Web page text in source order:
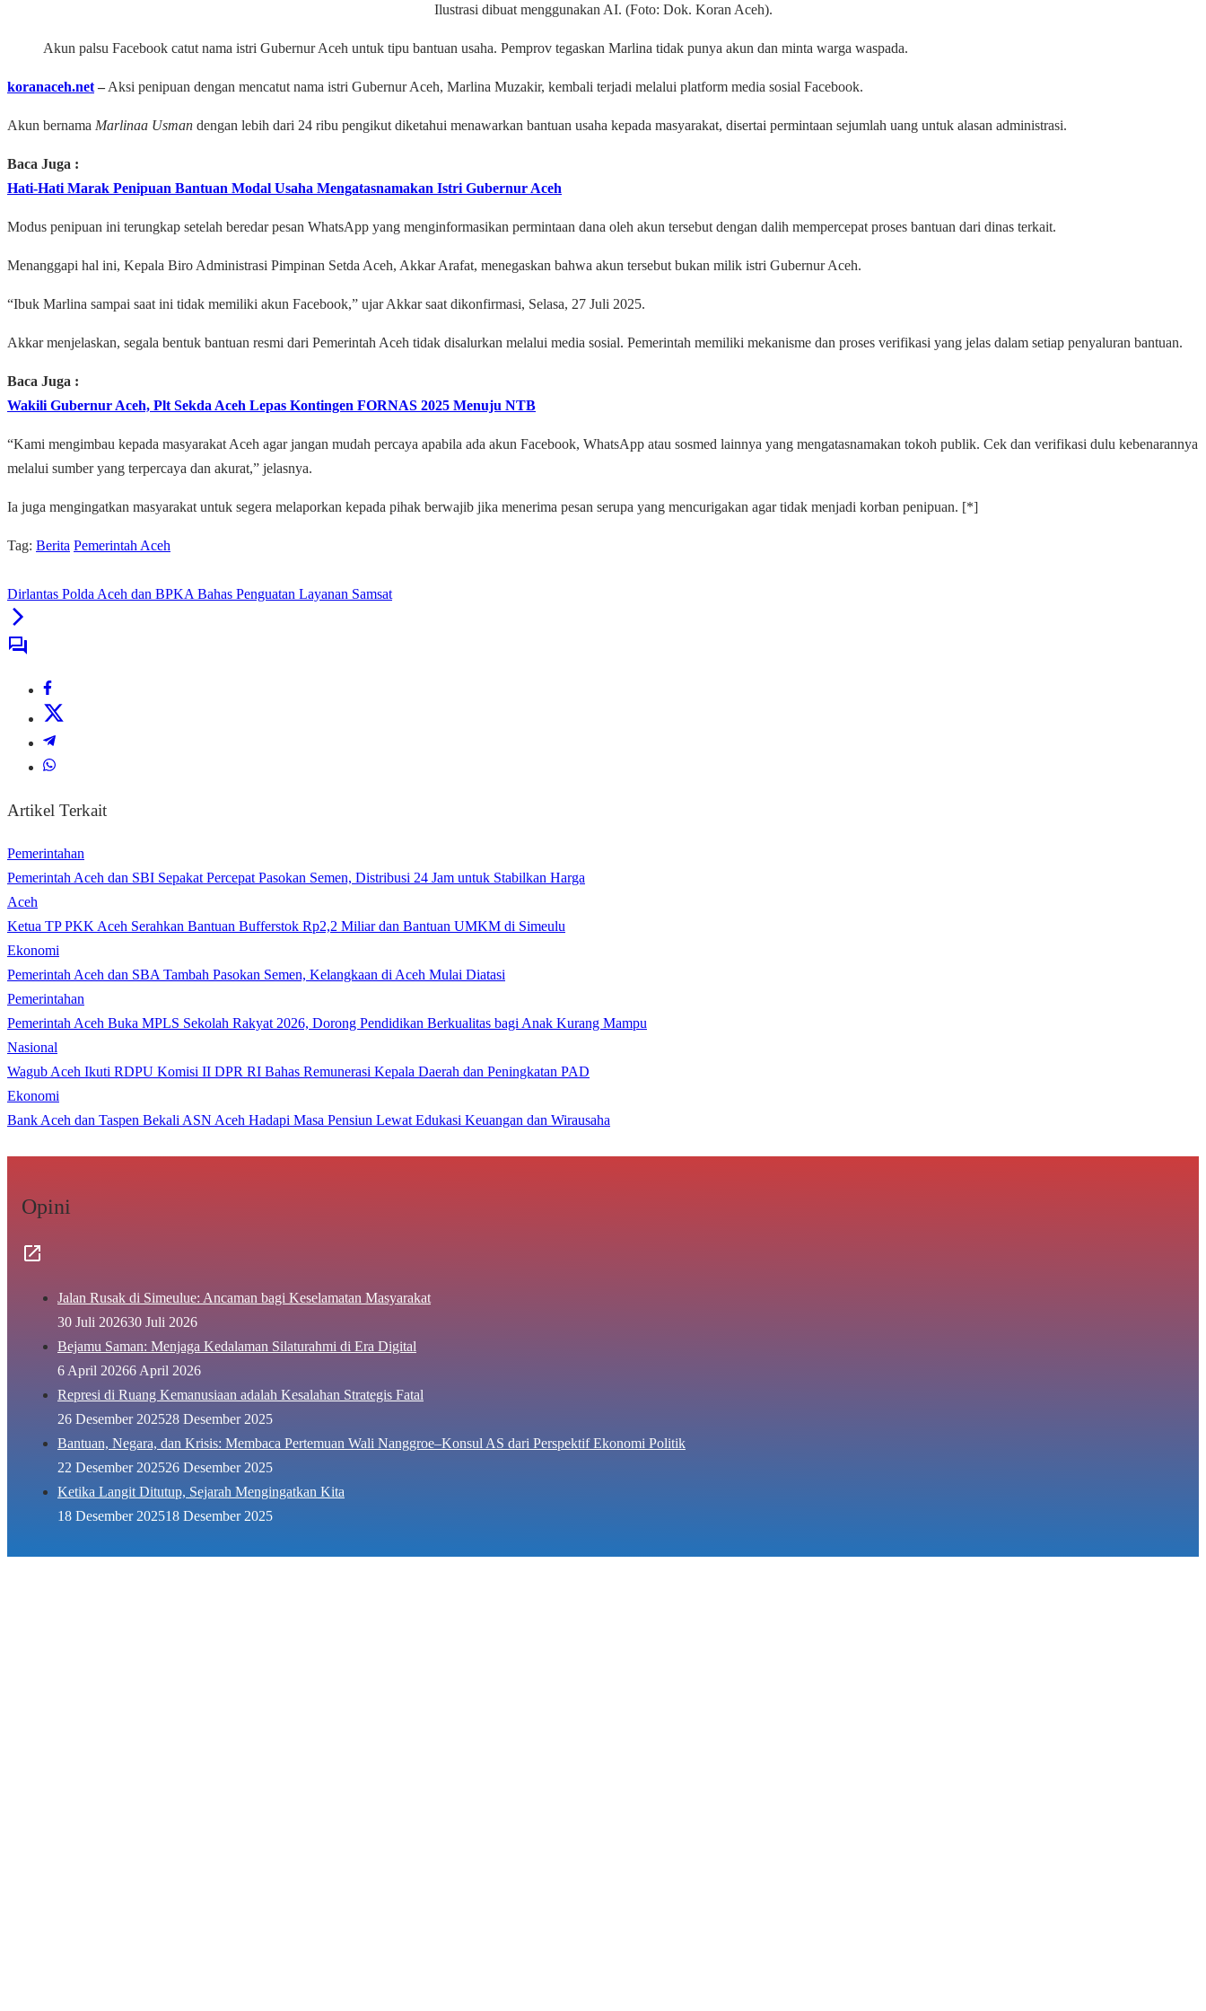
Ilustrasi dibuat menggunakan AI. (Foto: Dok. Koran Aceh).
Akun palsu Facebook catut nama istri Gubernur Aceh untuk tipu bantuan usaha. Pemprov tegaskan Marlina tidak punya akun dan minta warga waspada.
koranaceh.net – Aksi penipuan dengan mencatut nama istri Gubernur Aceh, Marlina Muzakir, kembali terjadi melalui platform media sosial Facebook.
Akun bernama Marlinaa Usman dengan lebih dari 24 ribu pengikut diketahui menawarkan bantuan usaha kepada masyarakat, disertai permintaan sejumlah uang untuk alasan administrasi.
Baca Juga :
Hati-Hati Marak Penipuan Bantuan Modal Usaha Mengatasnamakan Istri Gubernur Aceh
Modus penipuan ini terungkap setelah beredar pesan WhatsApp yang menginformasikan permintaan dana oleh akun tersebut dengan dalih mempercepat proses bantuan dari dinas terkait.
Menanggapi hal ini, Kepala Biro Administrasi Pimpinan Setda Aceh, Akkar Arafat, menegaskan bahwa akun tersebut bukan milik istri Gubernur Aceh.
“Ibuk Marlina sampai saat ini tidak memiliki akun Facebook,” ujar Akkar saat dikonfirmasi, Selasa, 27 Juli 2025.
Akkar menjelaskan, segala bentuk bantuan resmi dari Pemerintah Aceh tidak disalurkan melalui media sosial. Pemerintah memiliki mekanisme dan proses verifikasi yang jelas dalam setiap penyaluran bantuan.
Baca Juga :
Wakili Gubernur Aceh, Plt Sekda Aceh Lepas Kontingen FORNAS 2025 Menuju NTB
“Kami mengimbau kepada masyarakat Aceh agar jangan mudah percaya apabila ada akun Facebook, WhatsApp atau sosmed lainnya yang mengatasnamakan tokoh publik. Cek dan verifikasi dulu kebenarannya
melalui sumber yang terpercaya dan akurat,” jelasnya.
Ia juga mengingatkan masyarakat untuk segera melaporkan kepada pihak berwajib jika menerima pesan serupa yang mencurigakan agar tidak menjadi korban penipuan. [*]
Tag: Berita Pemerintah Aceh
Dirlantas Polda Aceh dan BPKA Bahas Penguatan Layanan Samsat
Artikel Terkait
Pemerintahan
Pemerintah Aceh dan SBI Sepakat Percepat Pasokan Semen, Distribusi 24 Jam untuk Stabilkan Harga
Aceh
Ketua TP PKK Aceh Serahkan Bantuan Bufferstok Rp2,2 Miliar dan Bantuan UMKM di Simeulu
Ekonomi
Pemerintah Aceh dan SBA Tambah Pasokan Semen, Kelangkaan di Aceh Mulai Diatasi
Pemerintahan
Pemerintah Aceh Buka MPLS Sekolah Rakyat 2026, Dorong Pendidikan Berkualitas bagi Anak Kurang Mampu
Nasional
Wagub Aceh Ikuti RDPU Komisi II DPR RI Bahas Remunerasi Kepala Daerah dan Peningkatan PAD
Ekonomi
Bank Aceh dan Taspen Bekali ASN Aceh Hadapi Masa Pensiun Lewat Edukasi Keuangan dan Wirausaha
Opini
Jalan Rusak di Simeulue: Ancaman bagi Keselamatan Masyarakat
30 Juli 202630 Juli 2026
Bejamu Saman: Menjaga Kedalaman Silaturahmi di Era Digital
6 April 20266 April 2026
Represi di Ruang Kemanusiaan adalah Kesalahan Strategis Fatal
26 Desember 202528 Desember 2025
Bantuan, Negara, dan Krisis: Membaca Pertemuan Wali Nanggroe–Konsul AS dari Perspektif Ekonomi Politik
22 Desember 202526 Desember 2025
Ketika Langit Ditutup, Sejarah Mengingatkan Kita
18 Desember 202518 Desember 2025